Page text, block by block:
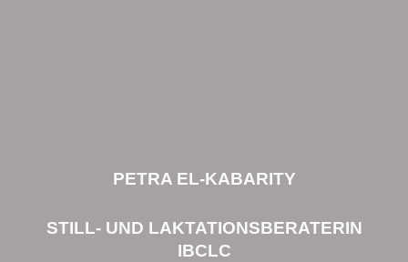
PETRA EL-KABARITY
STILL- UND LAKTATIONSBERATERIN
IBCLC